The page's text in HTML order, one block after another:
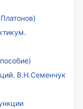
В.Н.Семенчук